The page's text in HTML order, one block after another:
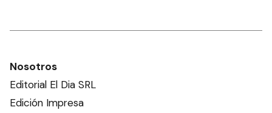
Nosotros
Editorial El Dia SRL
Edición Impresa